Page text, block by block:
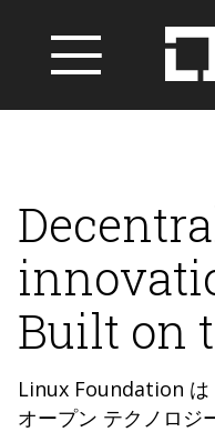
Built on
Linux Foundation は
オープン テクノロジ